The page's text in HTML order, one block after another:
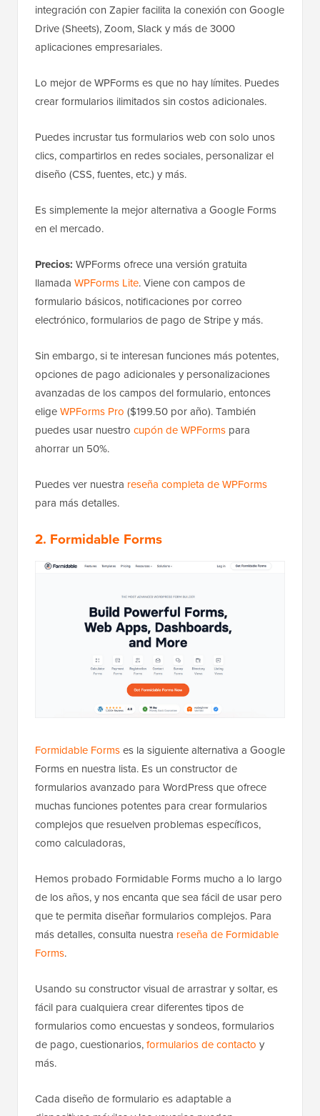
integración con Zapier facilita la conexión con Google
Drive (Sheets), Zoom, Slack y más de 3000
aplicaciones empresariales.
Lo mejor de WPForms es que no hay límites. Puedes
crear formularios ilimitados sin costos adicionales.
Puedes incrustar tus formularios web con solo unos
clics, compartirlos en redes sociales, personalizar el
diseño (CSS, fuentes, etc.) y más.
Es simplemente la mejor alternativa a Google Forms
en el mercado.
Precios: WPForms ofrece una versión gratuita
llamada WPForms Lite. Viene con campos de
formulario básicos, notificaciones por correo
electrónico, formularios de pago de Stripe y más.
Sin embargo, si te interesan funciones más potentes,
opciones de pago adicionales y personalizaciones
avanzadas de los campos del formulario, entonces
eligeWPForms Pro ($199.50 por año). También
puedes usar nuestro cupón de WPForms para
ahorrar un 50%.
Puedes ver nuestra reseña completa de WPForms
para más detalles.
2. Formidable Forms
Formidable Formses la siguiente alternativa a Google
Forms en nuestra lista. Es un constructor de
formularios avanzado para WordPress que ofrece
muchas funciones potentes para crear formularios
complejos que resuelven problemas específicos,
como calculadoras,
Hemos probado Formidable Forms mucho a lo largo
de los años, y nos encanta que sea fácil de usar pero
que te permita diseñar formularios complejos. Para
más detalles, consulta nuestra reseña de Formidable
Forms.
Usando su constructor visual de arrastrar y soltar, es
fácil para cualquiera crear diferentes tipos de
formularios como encuestas y sondeos, formularios
de pago, cuestionarios,formularios de contacto y
más.
Cada diseño de formulario es adaptable a